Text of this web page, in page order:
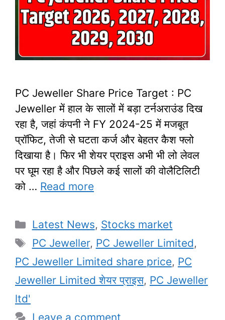
PC Jeweller Share Price Target : PC
Jeweller में हाल के सालों में बड़ा टर्नअराउंड दिख
रहा है, जहां कंपनी ने FY 2024-25 में मजबूत
प्रॉफिट, तेजी से घटता कर्ज और बेहतर कैश फ्लो
दिखाया है। फिर भी शेयर प्राइस अभी भी लो लेवल
पर घूम रहा है और पिछले कई सालों की वोलैटिलिटी
को … Read more
Categories
Latest News, Stocks market
Tags
PC Jeweller, PC Jeweller Limited,
PC Jeweller Limited share price, PC
Jeweller Limited शेयर प्राइस, PC Jeweller
ltd'
Leave a comment